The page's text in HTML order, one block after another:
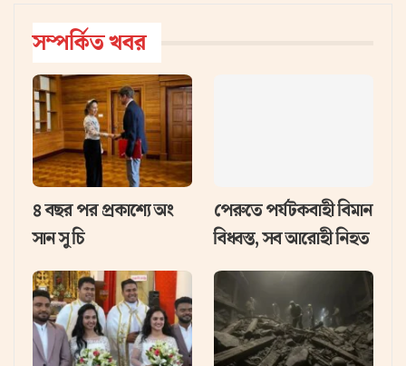
সম্পর্কিত খবর
৪ বছর পর প্রকাশ্যে অং
সান সু চি
পেরুতে পর্যটকবাহী বিমান
বিধ্বস্ত, সব আরোহী নিহত